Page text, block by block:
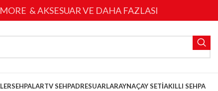
& AKSESUAR VE DAHA FAZLASI
SEHPALARTV SEHPADRESUARLARAYNAÇAY SETIAKILLI SEHPA